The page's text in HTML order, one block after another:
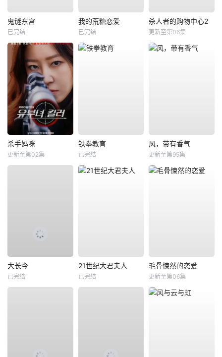
鬼谜东宫
已完结
我的荒糖恋爱
已完结
杀人者的购物中心2
更新至第06集
杀手妈咪
更新至第02集
铁拳教育
已完结
风，带有香气
更新至第95集
大长今
已完结
21世纪大君夫人
已完结
毛骨悚然的恋爱
更新至第06集